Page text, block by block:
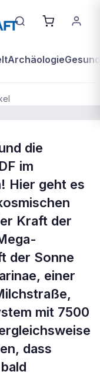
Archäologie
die
im
Hier geht es
Kraft der
der Sonne
einer
mit 7500
dass